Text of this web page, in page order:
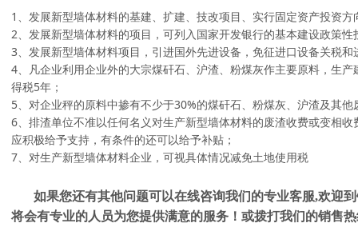
1、发展新型墙体材料的基建、扩建、技改项目、实行固定资产投资
2、发展新型墙体材料的项目，可列入国家开发银行的基本建设政策
3、发展新型墙体材料项目，引进国外先进设备，免征进口设备关税和
4、凡企业利用企业外的大宗煤矸石、沪渣、粉煤灰作主要原料，生
得税5年；
5、对企业秤的原料中掺有不少于30%的煤矸石、粉煤灰、沪渣及其
6、排渣单位不准以任何名义对生产新型墙体材料的废渣收费或变相
应积极给予支持，有条件的还可以给予补贴；
7、对生产新型墙体材料企业，可视具体情况减免土地使用税
如果您还有其他问题可以在线咨询我们的专业客服,欢迎
将会有专业的人员为您提供满意的服务！或拨打我们的销售热